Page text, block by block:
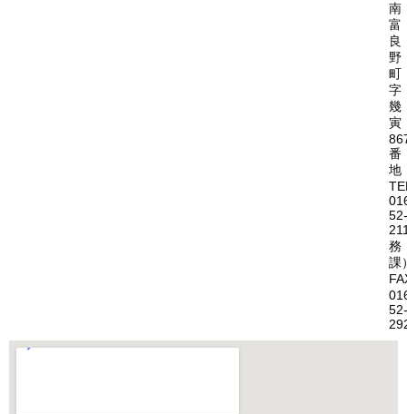
南
富
良
野
町
字
幾
寅
番
地
52-
務
課
52-